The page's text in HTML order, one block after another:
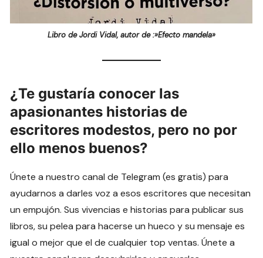
Libro de Jordi Vidal, autor de :»Efecto mandela»
¿Te gustaría conocer las
apasionantes historias de
escritores modestos, pero no por
ello menos buenos?
Únete a nuestro canal de Telegram (es gratis) para
ayudarnos a darles voz a esos escritores que necesitan
un empujón. Sus vivencias e historias para publicar sus
libros, su pelea para hacerse un hueco y su mensaje es
igual o mejor que el de cualquier top ventas. Únete a